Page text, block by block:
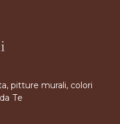
pitture murali, colori
Te